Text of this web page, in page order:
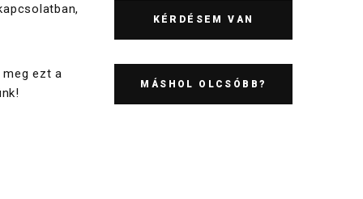
KÉRDÉSEM VAN
ezt a
MÁSHOL OLCSÓBB?